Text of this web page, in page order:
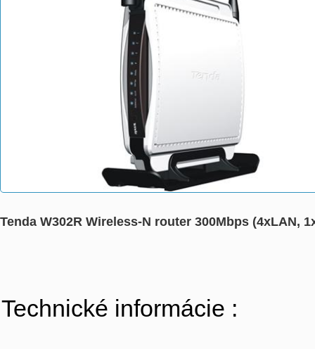
Tenda W302R Wireless-N router 300Mbps (4xLAN,
Technické informácie :